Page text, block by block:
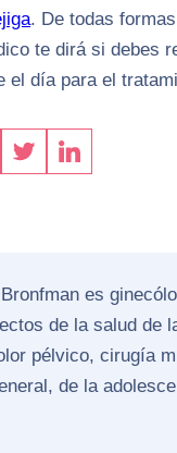
. De todas
te dirá si debes
el día para el
es
de la salud de
pélvico, cirugía
de la